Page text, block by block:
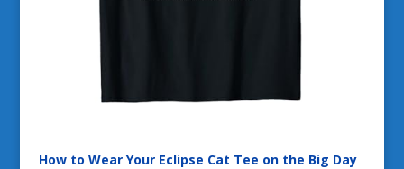
How to Wear Your Eclipse Cat Tee on the Big Day